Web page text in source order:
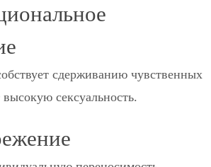
сдерживанию чувственных
сексуальность.